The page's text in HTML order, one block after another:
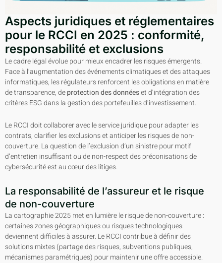
Aspects juridiques et réglementaires
pour le RCCI en 2025 : conformité,
responsabilité et exclusions
Le cadre légal évolue pour mieux encadrer les risques émergents.
Face à l’augmentation des événements climatiques et des attaques
informatiques, les régulateurs renforcent les obligations en matière
de transparence, deprotection des donnéeset d’intégration des
critères ESG dans la gestion des portefeuilles d’investissement.
Le RCCI doit collaborer avec le service juridique pour adapter les
contrats, clarifier les exclusions et anticiper les risques de non-
couverture. La question de l’exclusion d’un sinistre pour motif
d’entretien insuffisant ou de non-respect des préconisations de
cybersécurité est au cœur des litiges.
La responsabilité de l’assureur et le risque
de non-couverture
La cartographie 2025 met en lumière le risque de non-couverture :
certaines zones géographiques ou risques technologiques
deviennent difficiles à assurer. Le RCCI contribue à définir des
solutions mixtes (partage des risques, subventions publiques,
mécanismes paramétriques) pour maintenir une offre accessible.